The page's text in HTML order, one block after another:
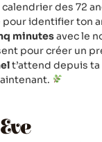
calendrier des 72
identifier ton
minutesavec le
pour créer un
t’attend depuis
Eve